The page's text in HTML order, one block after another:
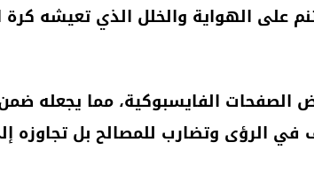
على الهواية والخلل الذي تعيشه
الفايسبوكية، مما يجعله ضمن
في الرؤى وتضارب للمصالح بل تجاوزه